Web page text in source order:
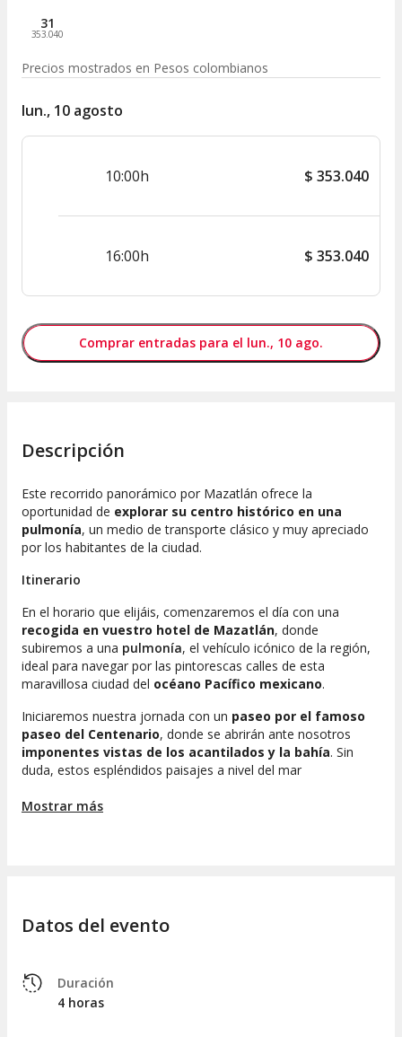
31
353.040
Precios mostrados en Pesos colombianos
lun., 10 agosto
10:00h $ 353.040
16:00h $ 353.040
Comprar entradas para el lun., 10 ago.
Descripción
Este recorrido panorámico por Mazatlán ofrece la
oportunidad de explorar su centro histórico en una
pulmonía, un medio de transporte clásico y muy apreciado
por los habitantes de la ciudad.
Itinerario
En el horario que elijáis, comenzaremos el día con una
recogida en vuestro hotel de Mazatlán, donde
subiremos a una pulmonía, el vehículo icónico de la región,
ideal para navegar por las pintorescas calles de esta
maravillosa ciudad del océano Pacífico mexicano.
Iniciaremos nuestra jornada con un paseo por el famoso
paseo del Centenario, donde se abrirán ante nosotros
imponentes vistas de los acantilados y la bahía. Sin
duda, estos espléndidos paisajes a nivel del mar
Mazatlán, uno de los más grandes del mundo
una pausa en este sitio para deleitarnos con las perspectivas
Mostrar más
Datos del evento
Duración
4 horas